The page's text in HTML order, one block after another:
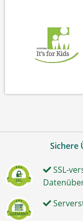
Sichere
SSL-